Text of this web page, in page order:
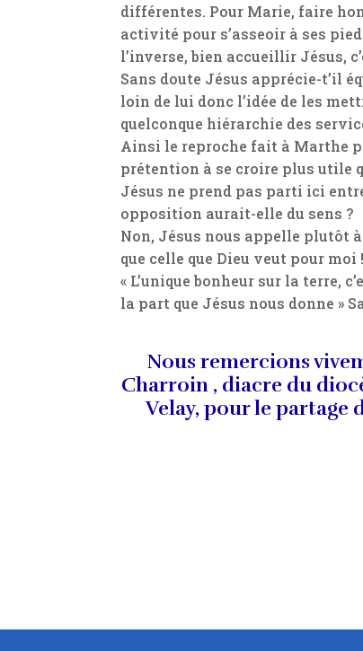
différentes. Pour Marie, faire
activité pour s’asseoir à ses
l’inverse, bien accueillir Jésus,
Sans doute Jésus apprécie-t’il
loin de lui donc l’idée de les
quelconque hiérarchie des
Ainsi le reproche fait à Marthe
prétention à se croire plus utile
Jésus ne prend pas parti ici
opposition aurait-elle du sens ?
Non, Jésus nous appelle plutôt
que celle que Dieu veut pour moi !
« L’unique bonheur sur la terre,
la part que Jésus nous donne »
Nous remercions
Charroin , diacre du
Velay, pour le partage